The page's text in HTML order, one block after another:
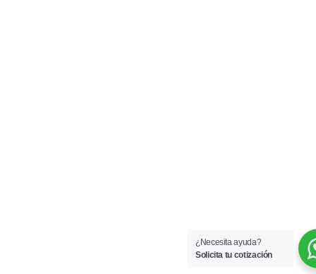
¿Necesita ayuda?
Solicita tu cotización